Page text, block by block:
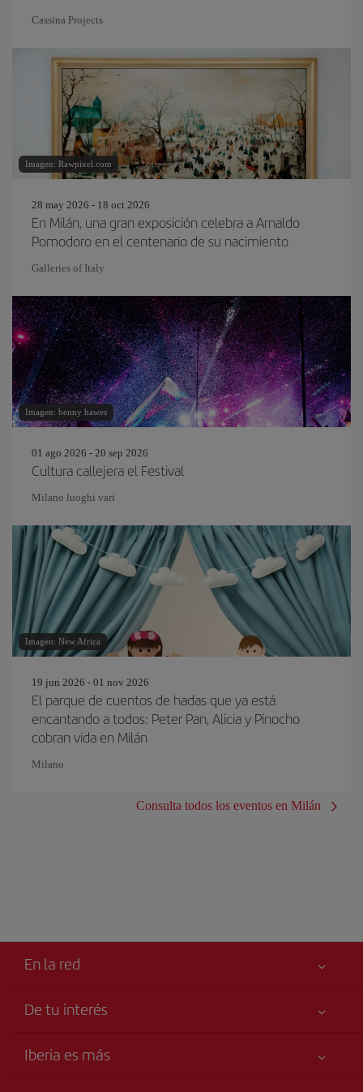
Cassina Projects
Imagen: Rawpixel.com
28 may 2026 - 18 oct 2026
En Milán, una gran exposición celebra a Arnaldo
Pomodoro en el centenario de su nacimiento
Galleries of Italy
Imagen: benny hawes
01 ago 2026 - 20 sep 2026
Cultura callejera el Festival
Milano luoghi vari
Imagen: New Africa
19 jun 2026 - 01 nov 2026
El parque de cuentos de hadas que ya está
encantando a todos: Peter Pan, Alicia y Pinocho
cobran vida en Milán
Milano
Consulta todos los eventos en Milán
En la red
De tu interés
Accesibilidad
Iberia es más